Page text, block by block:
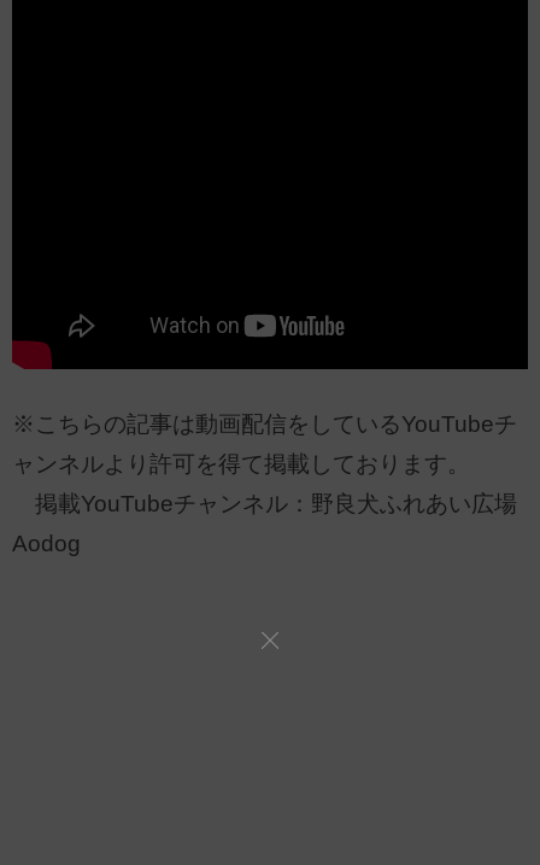
※こちらの記事は動画配信をしているYouTubeチ
ャンネルより許可を得て掲載しております。
掲載YouTubeチャンネル：野良犬ふれあい広場
Aodog